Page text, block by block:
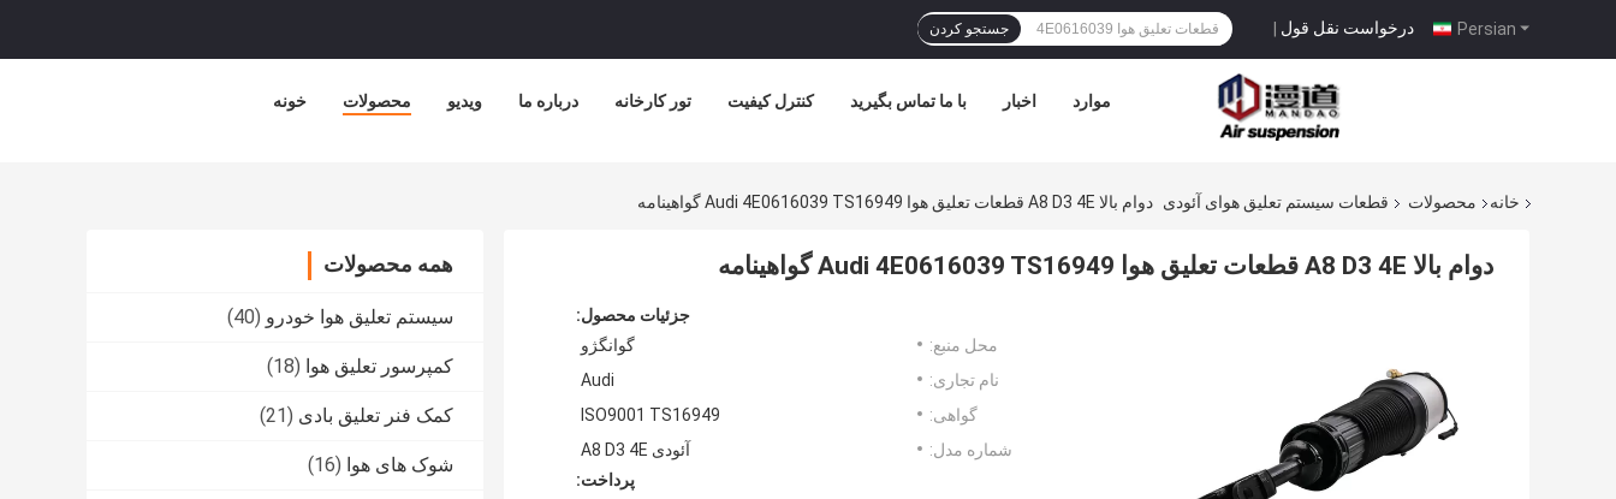
Persian درخواست نقل قول | جستجو کردن
خونه محصولات ویدیو درباره ما تور کارخانه کنترل کیفیت با ما تماس بگیرید اخبار موارد
خانه محصولات قطعات سیستم تعلیق هوای آئودی دوام بالا A8 D3 4E قطعات تعلیق هوا Audi 4E0616039 TS16949 گواهینامه
همه محصولات
سیستم تعلیق هوا خودرو (40)
کمپرسور تعلیق هوا (18)
کمک فنر تعلیق بادی (21)
شوک های هوا (16)
دوام بالا A8 D3 4E قطعات تعلیق هوا Audi 4E0616039 TS16949 گواهینامه
جزئیات محصول:
محل منبع:
گوانگژو
نام تجاری:
Audi
گواهی:
ISO9001 TS16949
شماره مدل:
آئودی A8 D3 4E
پرداخت: